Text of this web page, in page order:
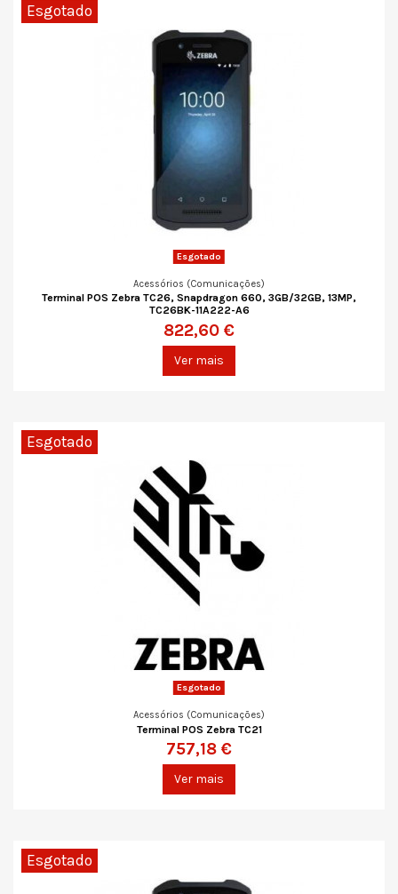
Esgotado
Esgotado
Acessórios (Comunicações)
Terminal POS Zebra TC26, Snapdragon 660, 3GB/32GB, 13MP,
TC26BK-11A222-A6
822,60 €
Ver mais
Esgotado
Esgotado
Acessórios (Comunicações)
Terminal POS Zebra TC21
757,18 €
Ver mais
Esgotado